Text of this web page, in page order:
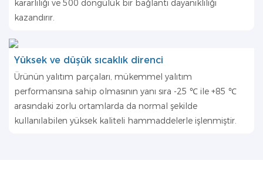
kararlılığı ve 500 döngülük bir bağlantı dayanıklılığı
kazandırır.
Yüksek ve düşük sıcaklık direnci
Ürünün yalıtım parçaları, mükemmel yalıtım
performansına sahip olmasının yanı sıra -25 ℃ ile +85 ℃
arasındaki zorlu ortamlarda da normal şekilde
kullanılabilen yüksek kaliteli hammaddelerle işlenmiştir.